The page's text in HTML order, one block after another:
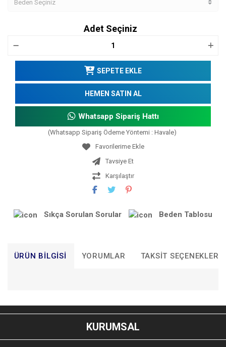
Adet Seçiniz
SEPETE EKLE
HEMEN SATIN AL
Whatsapp Sipariş Hattı
(Whatsapp Sipariş Ödeme Yöntemi : Havale)
Tavsiye Et
Karşılaştır
Sıkça Sorulan Sorular Beden Tablosu
ÜRÜN BILGISI YORUMLAR TAKSIT SEÇENEKLERI
Bu ürünün fiyat bilgisi, resim, ürün açıklamalarında ve diğer
konularda yetersiz gördüğünüz noktaları öneri formunu
kullanarak tarafımıza iletebilirsiniz.
KURUMSAL